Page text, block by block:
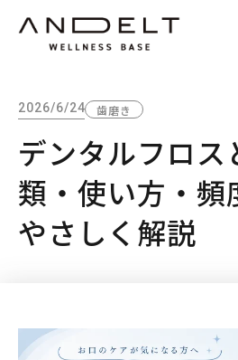
2026/6/24 歯磨き
デンタルフロス
類・使い方・頻
やさしく解説